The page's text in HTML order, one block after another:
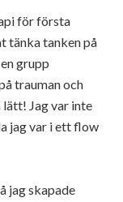
för första
tänka tanken på
grupp
trauman och
lätt! Jag var inte
jag var i ett flow
jag skapade